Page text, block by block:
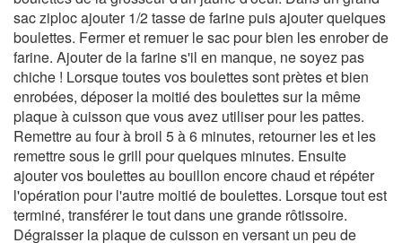
sac ziploc ajouter 1/2 tasse de farine puis ajouter quelques
boulettes. Fermer et remuer le sac pour bien les enrober de
farine. Ajouter de la farine s'il en manque, ne soyez pas
chiche ! Lorsque toutes vos boulettes sont prètes et bien
enrobées, déposer la moitié des boulettes sur la même
plaque à cuisson que vous avez utiliser pour les pattes.
Remettre au four à broil 5 à 6 minutes, retourner les et les
remettre sous le grill pour quelques minutes. Ensuite
ajouter vos boulettes au bouillon encore chaud et répéter
l'opération pour l'autre moitié de boulettes. Lorsque tout est
terminé, transférer le tout dans une grande rôtissoire.
Dégraisser la plaque de cuisson en versant un peu de